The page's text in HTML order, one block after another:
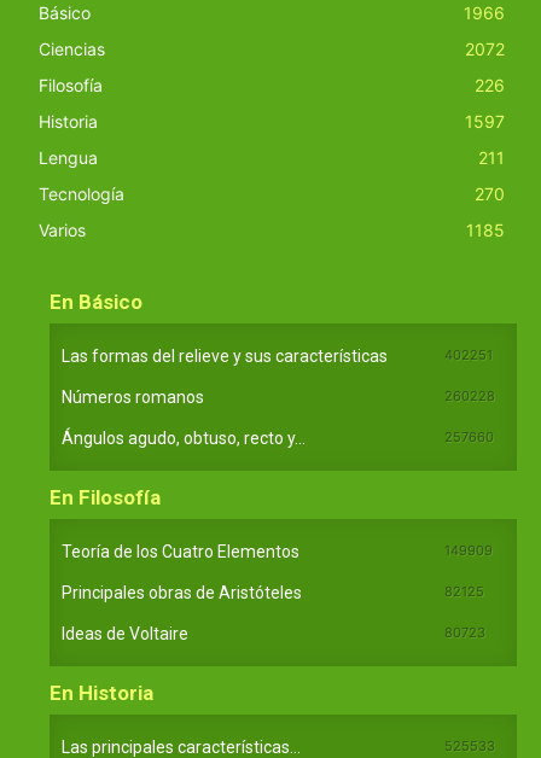
Básico
1966
Ciencias
2072
Filosofía
226
Historia
1597
Lengua
211
Tecnología
270
Varios
1185
En Básico
Las formas del relieve y sus características 402251
Números romanos 260228
Ángulos agudo, obtuso, recto y... 257660
En Filosofía
Teoría de los Cuatro Elementos 149909
Principales obras de Aristóteles 82125
Ideas de Voltaire 80723
En Historia
Las principales características... 525533